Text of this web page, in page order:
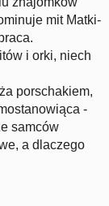
mit Matki-
i orki, niech
porschakiem,
-
samców
a dlaczego